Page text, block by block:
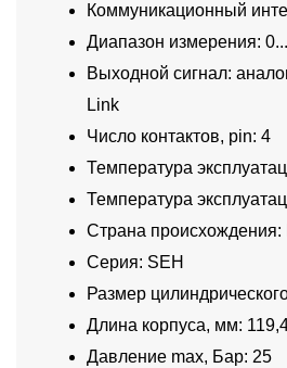
Коммуникационный
Диапазон измерения:
Выходной сигнал:
Link
Число контактов, pin: 4
Температура
Температура
Страна происхождения:
Серия: SEH
Размер
Длина корпуса, мм:
Давление max, Бар: 25